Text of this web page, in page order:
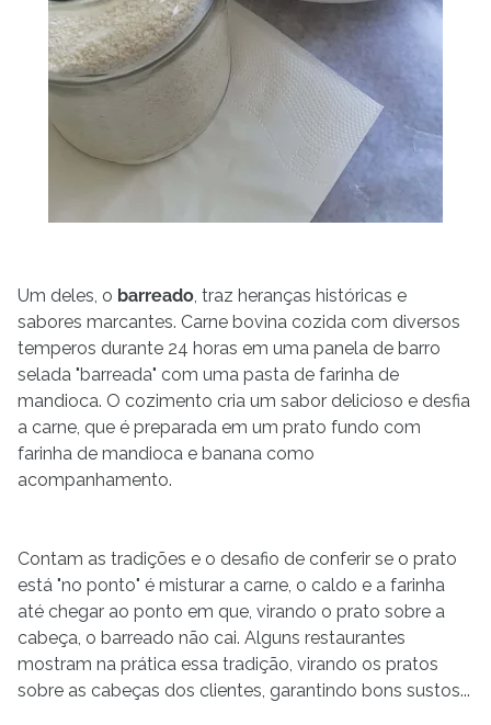
Um deles, o barreado, traz heranças históricas e
sabores marcantes. Carne bovina cozida com diversos
temperos durante 24 horas em uma panela de barro
selada "barreada" com uma pasta de farinha de
mandioca. O cozimento cria um sabor delicioso e desfia
a carne, que é preparada em um prato fundo com
farinha de mandioca e banana como
acompanhamento.
Contam as tradições e o desafio de conferir se o prato
está "no ponto" é misturar a carne, o caldo e a farinha
até chegar ao ponto em que, virando o prato sobre a
cabeça, o barreado não cai. Alguns restaurantes
mostram na prática essa tradição, virando os pratos
sobre as cabeças dos clientes, garantindo bons sustos...